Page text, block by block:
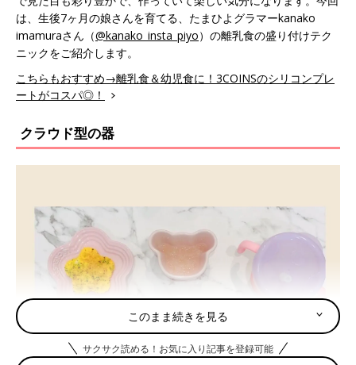
は、生後7ヶ月の娘さんを育てる、たまひよグラマーkanako
imamuraさん（@kanako_insta_piyo）の離乳食の盛り付けテク
ニックをご紹介します。
こちらもおすすめ→離乳食＆幼児食に！3COINSのシリコンプレ
ートがコスパ◎！
クラウド型の器
このまま続きを見る
サクサク読める！お気に入り記事を登録可能